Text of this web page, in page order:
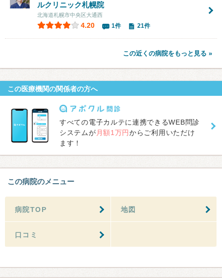
ルクリニック札幌院
北海道札幌市中央区大通西
4.20 1件 21件
この近くの病院をもっと見る »
この医療機関の関係者の方へ
すべての電子カルテに連携できるWEB問診
システムが 月額1万円からご利用いただけ
ます！
この病院のメニュー
病院TOP 地図
口コミ